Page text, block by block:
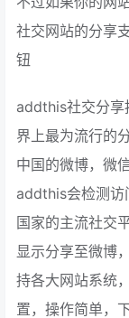
社交网站的分享
钮
addthis社交分享
界上最为流行的
中国的微博，微
addthis会检测访
国家的主流社交
显示分享至微博
持各大网站系统
置，操作简单，